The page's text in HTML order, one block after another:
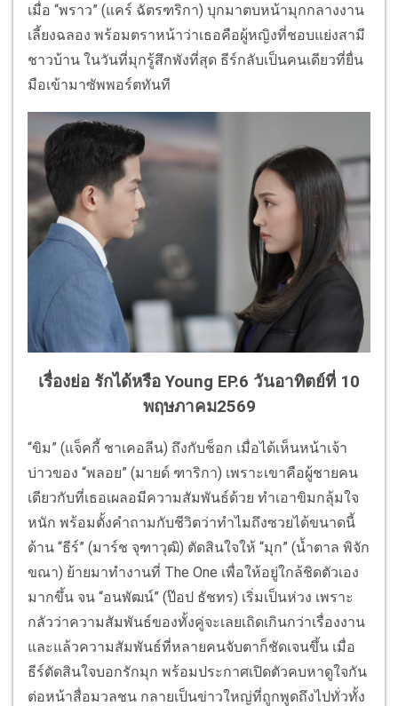
เมื่อ “พราว” (แคร์ ฉัตรฑริกา) บุกมาตบหน้ามุกกลางงาน
เลี้ยงฉลอง พร้อมตราหน้าว่าเธอคือผู้หญิงที่ชอบแย่งสามี
ชาวบ้าน ในวันที่มุกรู้สึกพังที่สุด ธีร์กลับเป็นคนเดียวที่ยื่น
มือเข้ามาซัพพอร์ตทันที
เรื่องย่อ รักได้หรือ Young EP.6 วันอาทิตย์ที่ 10
พฤษภาคม2569
“ขิม” (แจ็คกี้ ชาเคอลีน) ถึงกับช็อก เมื่อได้เห็นหน้าเจ้า
บ่าวของ “พลอย” (มายด์ ฑาริกา) เพราะเขาคือผู้ชายคน
เดียวกับที่เธอเผลอมีความสัมพันธ์ด้วย ทำเอาขิมกลุ้มใจ
หนัก พร้อมตั้งคำถามกับชีวิตว่าทำไมถึงซวยได้ขนาดนี้
ด้าน “ธีร์” (มาร์ช จุฑาวุฒิ) ตัดสินใจให้ “มุก” (น้ำตาล พิจัก
ขณา) ย้ายมาทำงานที่ The One เพื่อให้อยู่ใกล้ชิดตัวเอง
มากขึ้น จน “อนพัฒน์” (ป๊อป ธัชทร) เริ่มเป็นห่วง เพราะ
กลัวว่าความสัมพันธ์ของทั้งคู่จะเลยเถิดเกินกว่าเรื่องงาน
และแล้วความสัมพันธ์ที่หลายคนจับตาก็ชัดเจนขึ้น เมื่อ
ธีร์ตัดสินใจบอกรักมุก พร้อมประกาศเปิดตัวคบหาดูใจกัน
ต่อหน้าสื่อมวลชน กลายเป็นข่าวใหญ่ที่ถูกพูดถึงไปทั่วทั้ง